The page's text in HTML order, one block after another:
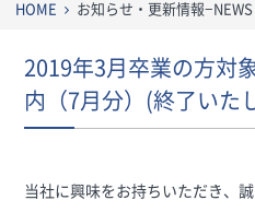
HOME お知らせ・更新情報−NEWS
2019年3月卒業の方
内（7月分）(終了いた
当社に興味をお持ちいただき、